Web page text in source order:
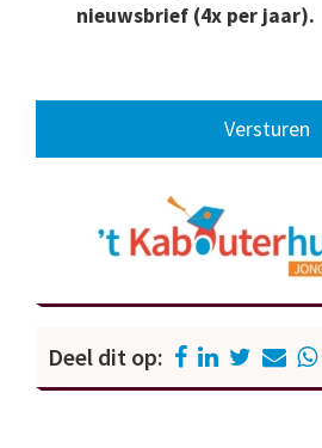
nieuwsbrief (4x per jaar).
Deel dit op: